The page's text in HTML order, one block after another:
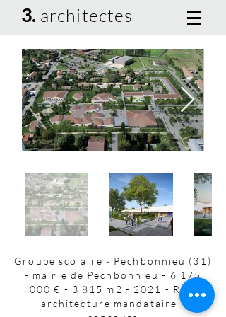
3. architectes
Groupe scolaire - Pechbonnieu (31)
- mairie de Pechbonnieu - 6 175
000 € - 3 815 m2 - 2021 - REC
architecture mandataire -